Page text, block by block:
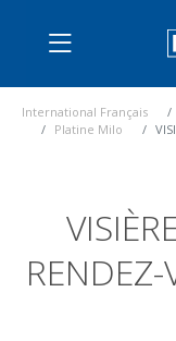
International Français
Platine Milo